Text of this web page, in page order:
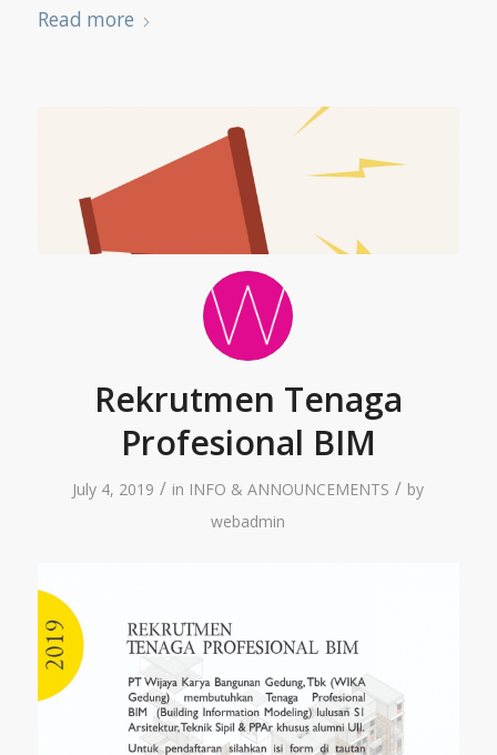
Read more
Rekrutmen Tenaga
Profesional BIM
July 4, 2019 / in INFO & ANNOUNCEMENTS / by
webadmin